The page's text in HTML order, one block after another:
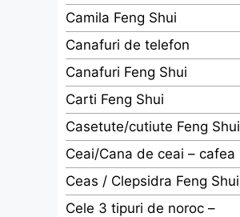
Camila Feng Shui
Canafuri de telefon
Canafuri Feng Shui
Carti Feng Shui
Casetute/cutiute Feng Shui
Ceai/Cana de ceai – cafea
Ceas / Clepsidra Feng Shui
Cele 3 tipuri de noroc –